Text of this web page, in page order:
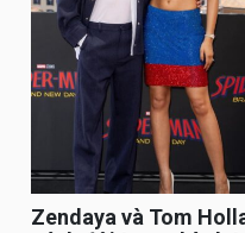
Zendaya và Tom